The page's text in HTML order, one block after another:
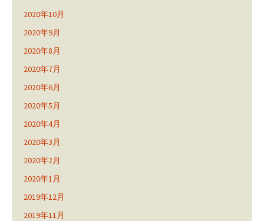
2020年10月
2020年9月
2020年8月
2020年7月
2020年6月
2020年5月
2020年4月
2020年3月
2020年2月
2020年1月
2019年12月
2019年11月